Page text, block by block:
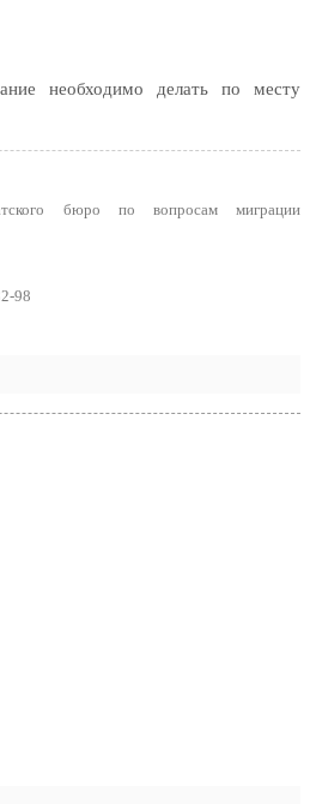
необходимо делать по месту
бюро по вопросам миграции
98